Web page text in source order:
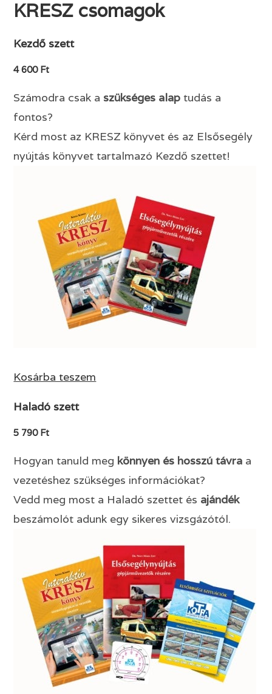
KRESZ csomagok
Kezdő szett
4 600 Ft
Számodra csak a szükséges alap tudás a
fontos?
Kérd most az KRESZ könyvet és az Elsősegély
nyújtás könyvet tartalmazó Kezdő szettet!
Kosárba teszem
Haladó szett
5 790 Ft
Hogyan tanuld meg könnyen és hosszú távra a
vezetéshez szükséges információkat?
Vedd meg most a Haladó szettet és ajándék
beszámolót adunk egy sikeres vizsgázótól.